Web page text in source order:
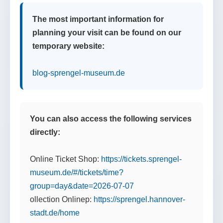
The most important information for
planning your visit can be found on our
temporary website:
blog-sprengel-museum.de
You can also access the following services
directly:
Online Ticket Shop: https://tickets.sprengel-
museum.de/#/tickets/time?
group=day&date=2026-07-07
ollection Onlinep: https://sprengel.hannover-
stadt.de/home